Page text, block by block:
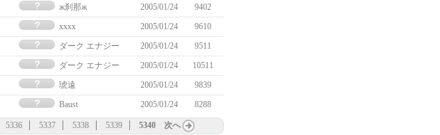
ж刹那ж 2005/01/24
9402
xxxx 2005/01/24
9610
ダーク エナジー 2005/01/24
9511
ダーク エナジー 2005/01/24
10511
琥遠 2005/01/24
9839
Baust 2005/01/24 8288
5336 5337 5338 5339 5340 次へ